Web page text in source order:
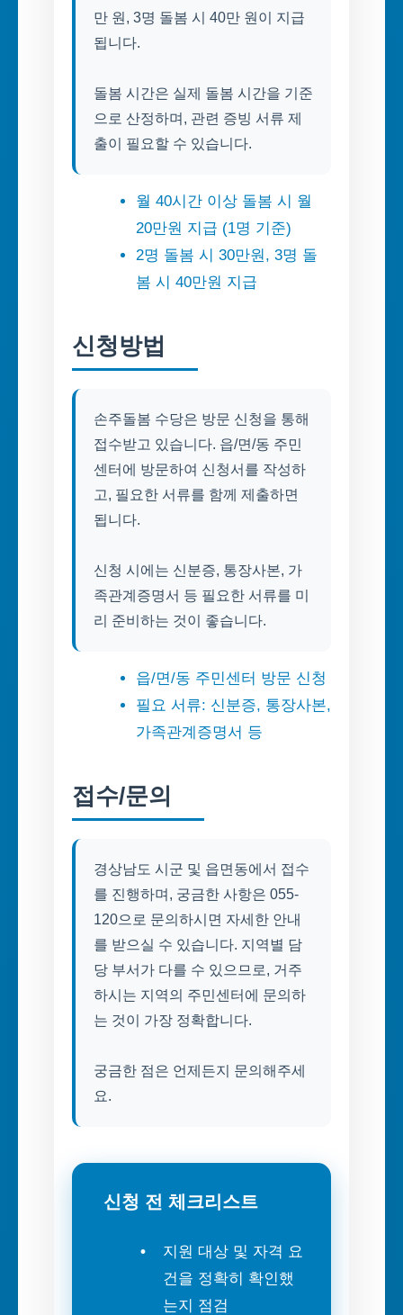
만 원, 3명 돌봄 시 40만 원이 지급
됩니다.
돌봄 시간은 실제 돌봄 시간을 기준
으로 산정하며, 관련 증빙 서류 제
출이 필요할 수 있습니다.
월 40시간 이상 돌봄 시 월
20만원 지급 (1명 기준)
2명 돌봄 시 30만원, 3명 돌
봄 시 40만원 지급
신청방법
손주돌봄 수당은 방문 신청을 통해
접수받고 있습니다. 읍/면/동 주민
센터에 방문하여 신청서를 작성하
고, 필요한 서류를 함께 제출하면
됩니다.
신청 시에는 신분증, 통장사본, 가
족관계증명서 등 필요한 서류를 미
리 준비하는 것이 좋습니다.
읍/면/동 주민센터 방문 신청
필요 서류: 신분증, 통장사본,
가족관계증명서 등
접수/문의
경상남도 시군 및 읍면동에서 접수
를 진행하며, 궁금한 사항은 055-
120으로 문의하시면 자세한 안내
를 받으실 수 있습니다. 지역별 담
당 부서가 다를 수 있으므로, 거주
하시는 지역의 주민센터에 문의하
는 것이 가장 정확합니다.
궁금한 점은 언제든지 문의해주세
요.
신청 전 체크리스트
지원 대상 및 자격 요
건을 정확히 확인했
는지 점검